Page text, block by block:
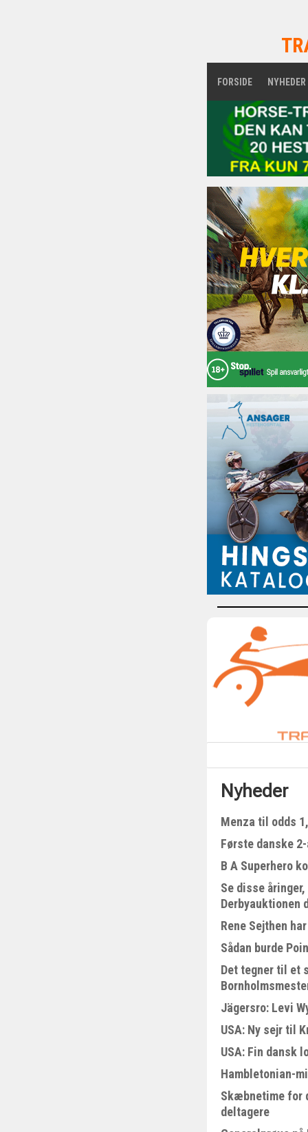
FORSIDE NYHEDER
Nyheder
Menza til odds
Første danske
B A Superhero
Se disse
Derbyauktionen
Rene Sejthen
Sådan burde
Det tegner til et
Jägersro: Levi
USA: Ny sejr til
USA: Fin dansk
Hambletonian-
Skæbnetime for
deltagere